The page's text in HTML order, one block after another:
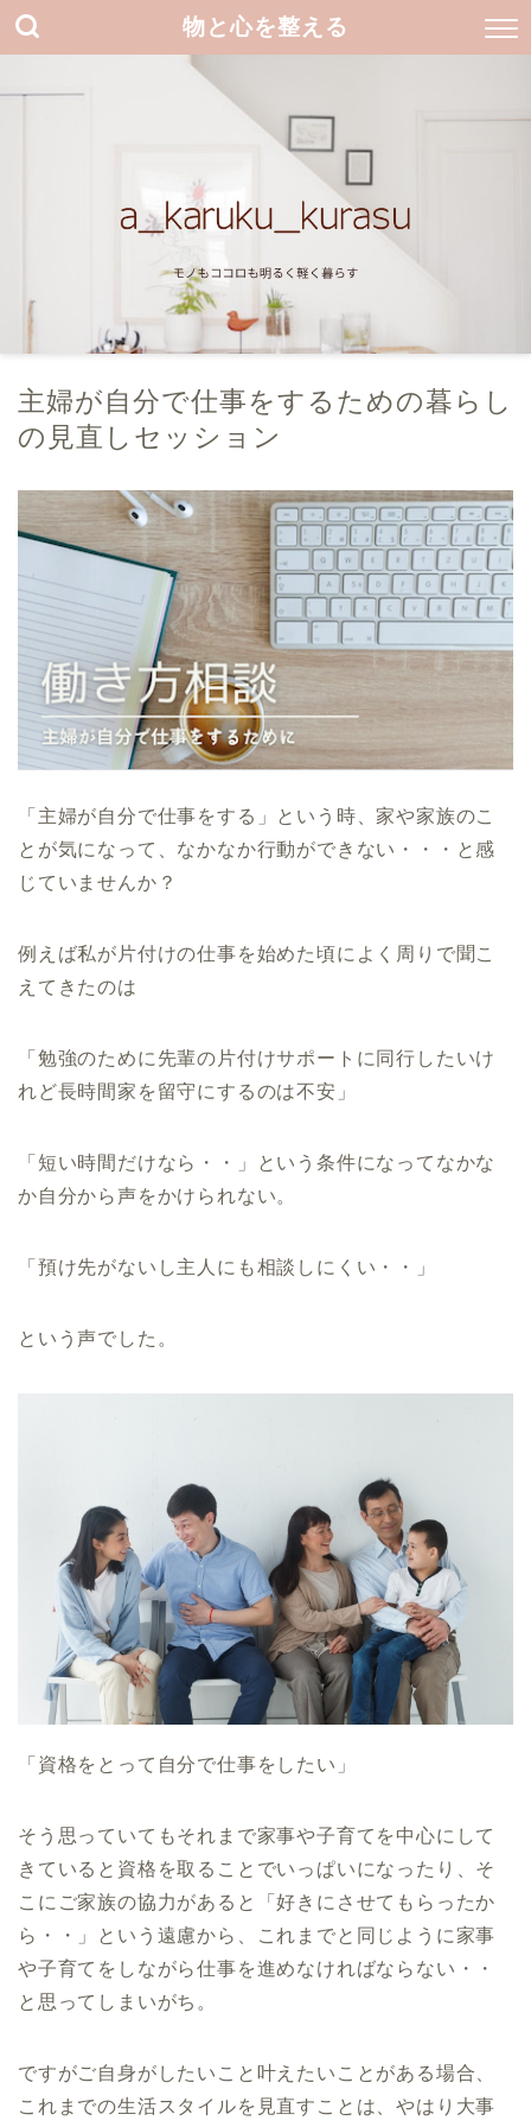
物と心を整える
主婦が自分で仕事をするための暮らし
の見直しセッション
「主婦が自分で仕事をする」という時、家や家族のこ
とが気になって、なかなか行動ができない・・・と感
じていませんか？
例えば私が片付けの仕事を始めた頃によく周りで聞こ
えてきたのは
「勉強のために先輩の片付けサポートに同行したいけ
れど長時間家を留守にするのは不安」
「短い時間だけなら・・」という条件になってなかな
か自分から声をかけられない。
「預け先がないし主人にも相談しにくい・・」
という声でした。
「資格をとって自分で仕事をしたい」
そう思っていてもそれまで家事や子育てを中心にして
きていると資格を取ることでいっぱいになったり、そ
こにご家族の協力があると「好きにさせてもらったか
ら・・」という遠慮から、これまでと同じように家事
や子育てをしながら仕事を進めなければならない・・
と思ってしまいがち。
ですがご自身がしたいこと叶えたいことがある場合、
これまでの生活スタイルを見直すことは、やはり大事